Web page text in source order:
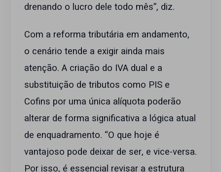
drenando o lucro dele todo mês”, diz.
Com a reforma tributária em andamento,
o cenário tende a exigir ainda mais
atenção. A criação do IVA dual e a
substituição de tributos como PIS e
Cofins por uma única alíquota poderão
alterar de forma significativa a lógica atual
de enquadramento. “O que hoje é
vantajoso pode deixar de ser, e vice-versa.
Por isso, é essencial revisar a estrutura